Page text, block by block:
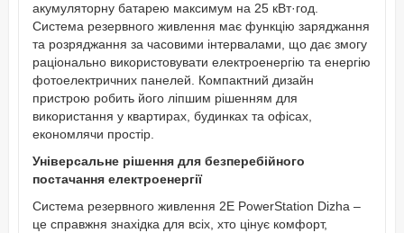
акумуляторну батарею максимум на 25 кВт·год.
Система резервного живлення має функцію заряджання
та розряджання за часовими інтервалами, що дає змогу
раціонально використовувати електроенергію та енергію
фотоелектричних панелей. Компактний дизайн
пристрою робить його ліпшим рішенням для
використання у квартирах, будинках та офісах,
економлячи простір.
Універсальне рішення для безперебійного
постачання електроенергії
Система резервного живлення 2Е PowerStation Dizha –
це справжня знахідка для всіх, хто цінує комфорт,